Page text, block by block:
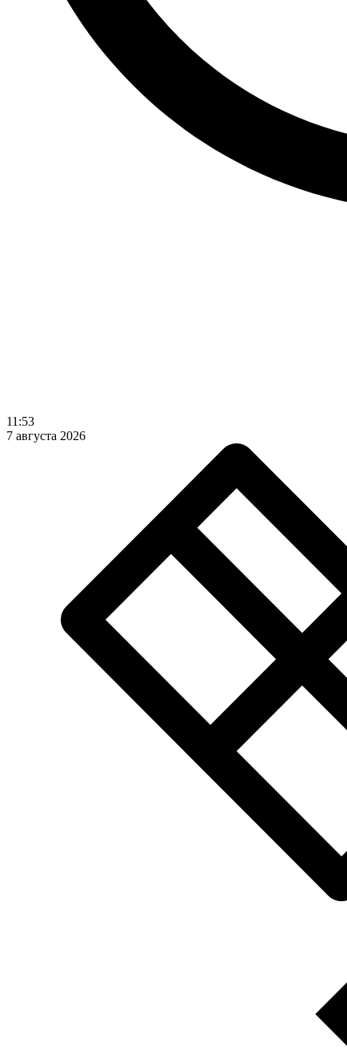
11:53
7 августа 2026